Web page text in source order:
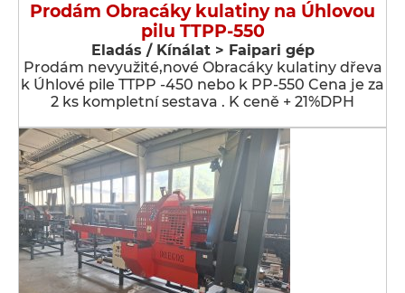
Prodám Obracáky kulatiny na Úhlovou
pilu TTPP-550
Eladás / Kínálat > Faipari gép
Prodám nevyužité,nové Obracáky kulatiny dřeva
k Úhlové pile TTPP -450 nebo k PP-550 Cena je za
2 ks kompletní sestava . K ceně + 21%DPH